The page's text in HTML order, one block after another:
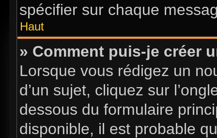
spécifier sur chaque
Haut
» Comment puis-je créer
Lorsque vous rédigez un
d’un sujet, cliquez sur
dessous du formulaire
disponible, il est probable